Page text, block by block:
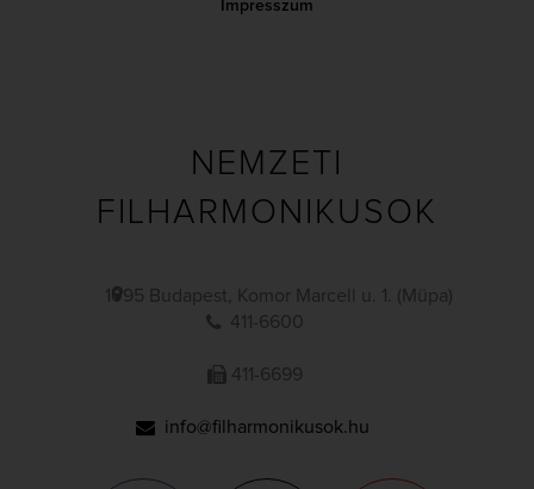
Impresszum
NEMZETI
FILHARMONIKUSOK
1095 Budapest, Komor Marcell u. 1. (Müpa)
411-6600
411-6699
info@filharmonikusok.hu